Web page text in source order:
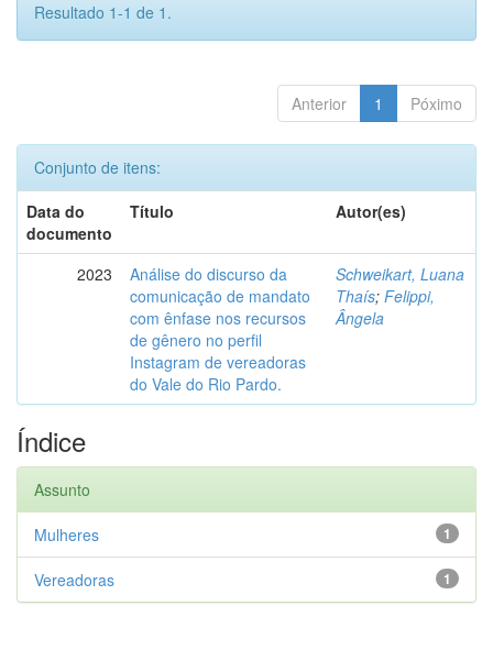
Resultado 1-1 de 1.
Anterior 1 Póximo
Conjunto de itens:
Data do
documento
Título Autor(es)
2023
Análise do discurso da
comunicação de mandato
com ênfase nos recursos
de gênero no perfil
Instagram de vereadoras
do Vale do Rio Pardo.
Schweikart, Luana
Thaís; Felippi,
Ângela
Índice
Assunto
1
Mulheres
1
Vereadoras